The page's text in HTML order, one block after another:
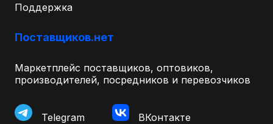
Поддержка
Поставщиков.нет
Маркетплейс поставщиков, оптовиков,
производителей, посредников и перевозчиков
Telegram ВКонтакте